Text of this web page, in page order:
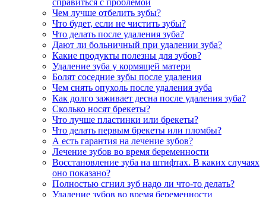
справиться с проблемой
Чем лучше отбелить зубы?
Что будет, если не чистить зубы?
Что делать после удаления зуба?
Дают ли больничный при удалении зуба?
Какие продукты полезны для зубов?
Удаление зуба у кормящей матери
Болят соседние зубы после удаления
Чем снять опухоль после удаления зуба
Как долго заживает десна после удаления зуба?
Сколько носят брекеты?
Что лучше пластинки или брекеты?
Что делать первым брекеты или пломбы?
А есть гарантия на лечение зубов?
Лечение зубов во время беременности
Восстановление зуба на штифтах. В каких случаях
оно показано?
Полностью сгнил зуб надо ли что-то делать?
Удаление зубов во время беременности